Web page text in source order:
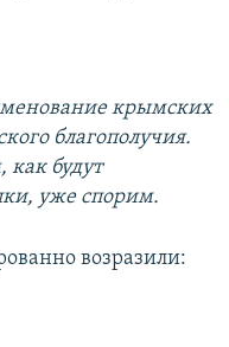
крымских
благополучия.
будут
уже спорим.
возразили: